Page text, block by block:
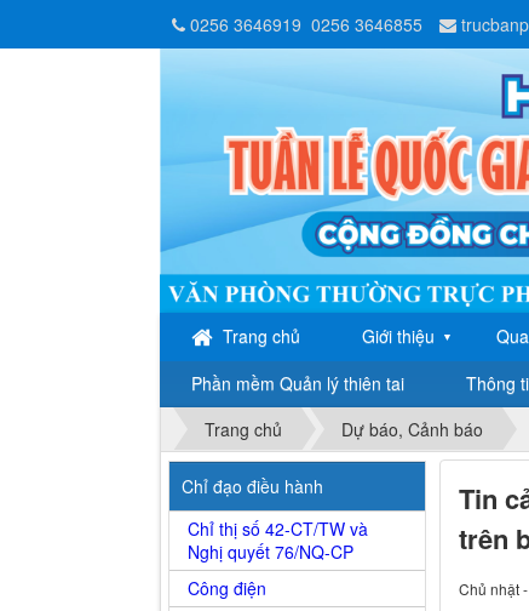
Trang chủ Giới thiệu ▼
Phần mềm Quản lý thiên tai
Thông
0256 3646919 0256 3646855
Trang chủ Dự báo, Cảnh báo
Tin
trên
Chủ nhật
Chỉ đạo điều hành
Chỉ thị số 42-CT/TW và
Nghị quyết 76/NQ-CP
Công điện